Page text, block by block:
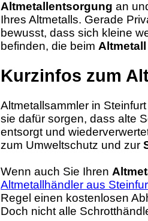
Altmetallentsorgung an
Ihres Altmetalls. Gerade
bewusst, dass sich kleine
befinden, die beim
Kurzinfos zum
Altmetallsammler in
sie dafür sorgen, dass alte
entsorgt und
zum Umweltschutz und zur
Wenn auch Sie Ihren
Altmetallhändler aus
Regel einen kostenlosen
Doch nicht alle